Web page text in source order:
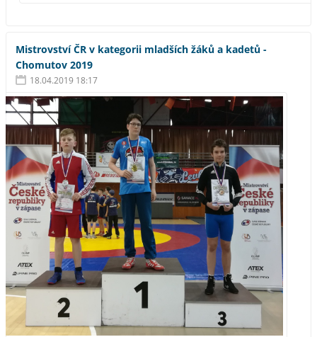
Mistrovství ČR v kategorii mladších žáků a kadetů -
Chomutov 2019
18.04.2019 18:17